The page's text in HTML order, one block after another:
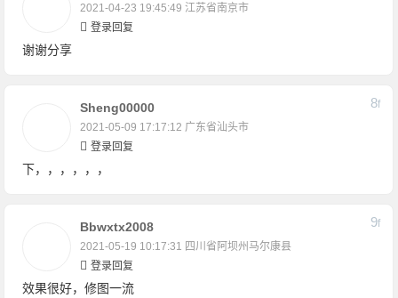
2021-04-23 19:45:49 江苏省南京市
登录回复
谢谢分享
Sheng00000
2021-05-09 17:17:12 广东省汕头市
8F
登录回复
下，，，，，，
Bbwxtx2008
2021-05-19 10:17:31 四川省阿坝州马尔康县
9F
登录回复
效果很好，修图一流